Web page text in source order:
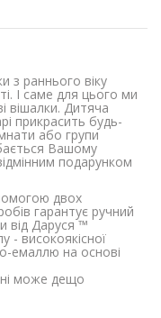
з раннього віку
І саме для цього ми
вішалки. Дитяча
прикрасить будь-
або групи
Вашому
подарунком
двох
гарантує ручний
від Даруся ™
- високоякісної
емаллю на основі
може дещо